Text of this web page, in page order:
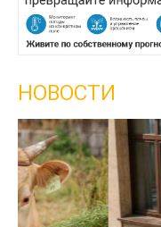
НОВОСТИ